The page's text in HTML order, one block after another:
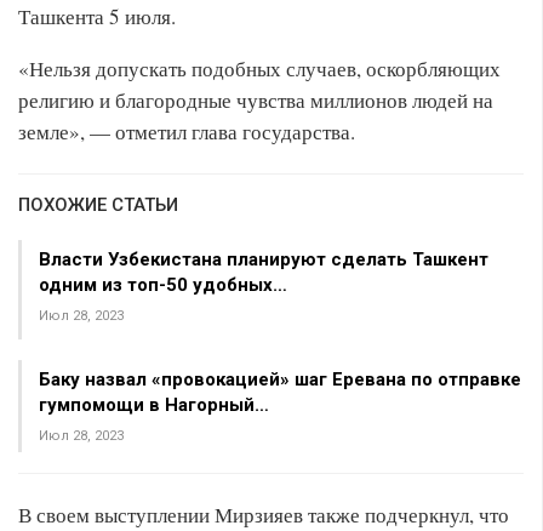
Ташкента 5 июля.
«Нельзя допускать подобных случаев, оскорбляющих
религию и благородные чувства миллионов людей на
земле», — отметил глава государства.
ПОХОЖИЕ СТАТЬИ
Власти Узбекистана планируют сделать Ташкент
одним из топ-50 удобных…
Июл 28, 2023
Баку назвал «провокацией» шаг Еревана по отправке
гумпомощи в Нагорный…
Июл 28, 2023
В своем выступлении Мирзияев также подчеркнул, что